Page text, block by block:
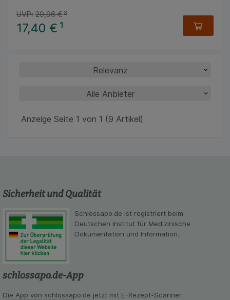
17,40 € ¹
UVP: 20,96 €³
Anzeige Seite 1 von 1 (9 Artikel)
Sicherheit und Qualität
Schlossapo.de ist registriert beim
Deutschen Institut für Medizinische
Dokumentation und Information.
schlossapo.de-App
Die App von schlossapo.de jetzt mit E-Rezept-Scanner